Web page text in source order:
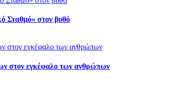
Σταθμό» στον βυθό
στον εγκέφαλο των ανθρώπων